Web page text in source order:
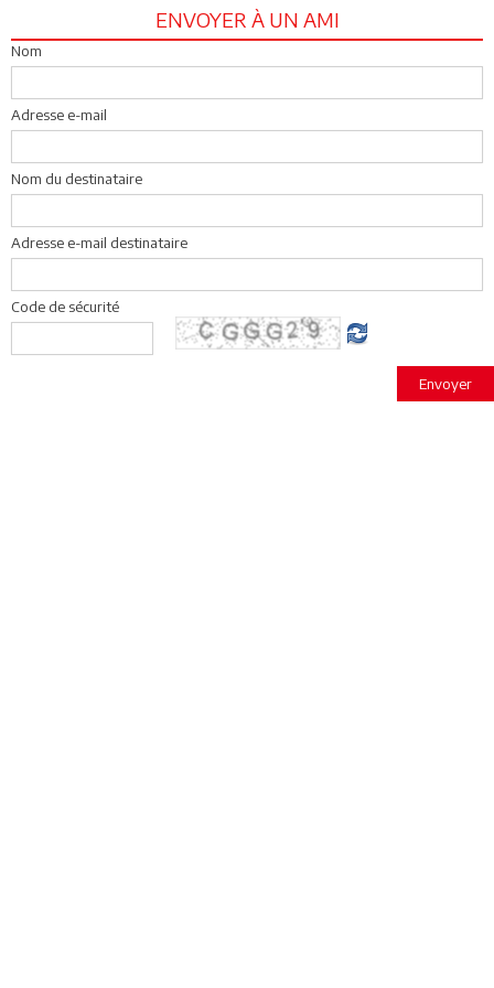
ENVOYER À UN AMI
Nom
Adresse e-mail
Nom du destinataire
Adresse e-mail destinataire
Code de sécurité
Envoyer